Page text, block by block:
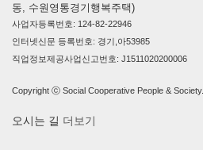
동, 수원영통경기행복주택)
사업자등록번호: 124-82-22946
인터넷신문 등록번호: 경기,아53985
직업정보제공사업신고번호: J1511020200006
Copyright ⓒ Social Cooperative People & Society.
오시는 길 더보기